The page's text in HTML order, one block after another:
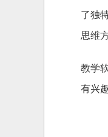
了独
思维
教学
有兴